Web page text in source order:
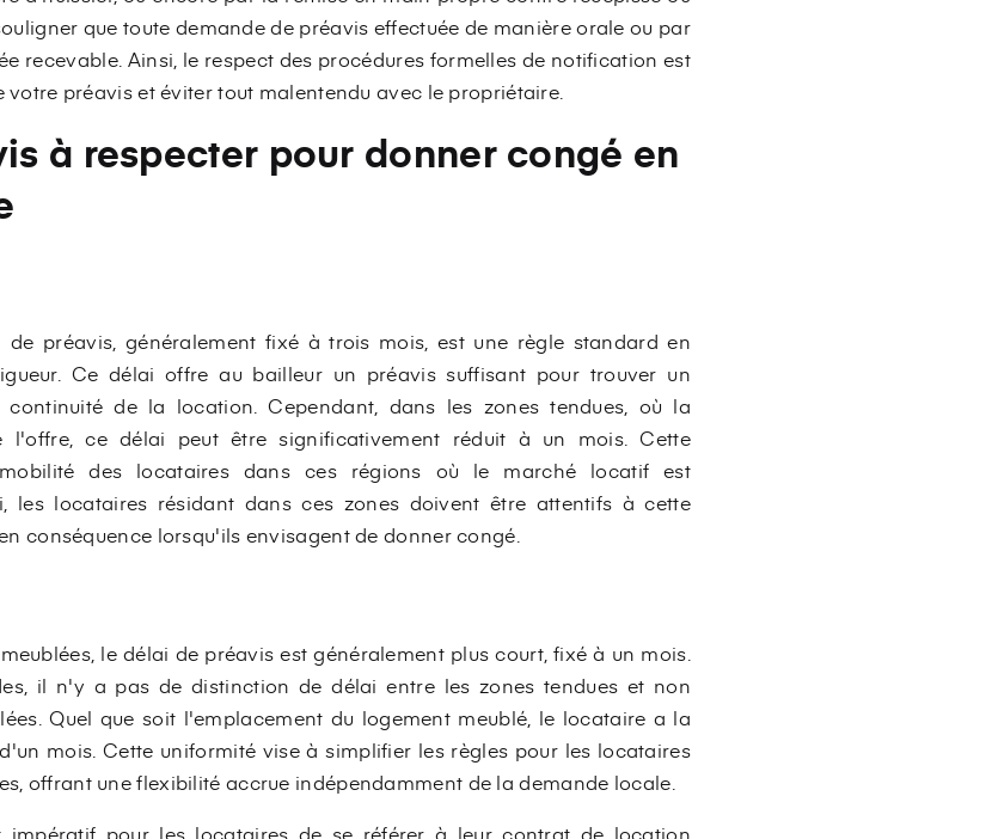
que toute demande de préavis effectuée de manière orale ou par
recevable. Ainsi, le respect des procédures formelles de notification est
préavis et éviter tout malentendu avec le propriétaire.
à respecter pour donner congé en
préavis, généralement fixé à trois mois, est une règle standard en
Ce délai offre au bailleur un préavis suffisant pour trouver un
de la location. Cependant, dans les zones tendues, où la
l'offre, ce délai peut être significativement réduit à un mois. Cette
des locataires dans ces régions où le marché locatif est
les locataires résidant dans ces zones doivent être attentifs à cette
conséquence lorsqu'ils envisagent de donner congé.
le délai de préavis est généralement plus court, fixé à un mois.
il n'y a pas de distinction de délai entre les zones tendues et non
Quel que soit l'emplacement du logement meublé, le locataire a la
mois. Cette uniformité vise à simplifier les règles pour les locataires
offrant une flexibilité accrue indépendamment de la demande locale.
impératif pour les locataires de se référer à leur contrat de location